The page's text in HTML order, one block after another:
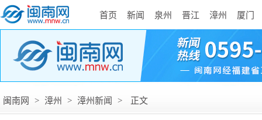
首页 新闻 泉州 晋江 漳州 厦门
闽南网 > 漳州 > 漳州新闻 > 正文